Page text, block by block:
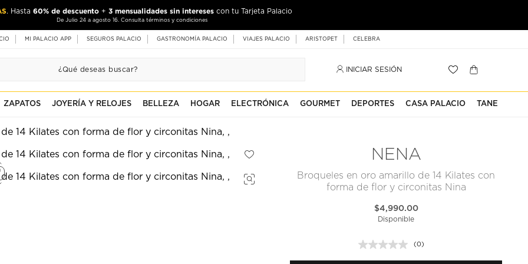
. Hasta 60% de descuento + 3 mensualidades sin intereses con tu Tarjeta Palacio
De Julio 24 a agosto 16. Consulta términos y condiciones
MI PALACIO APP SEGUROS PALACIO GASTRONOMÍA PALACIO VIAJES PALACIO ARISTOPET CELEBRA
INICIAR SESIÓN
ZAPATOS JOYERÍA Y RELOJES BELLEZA HOGAR ELECTRÓNICA GOURMET DEPORTES CASA PALACIO TANE
NENA
Broqueles en oro amarillo de 14 Kilates con
forma de flor y circonitas Nina
$4,990.00
Disponible
Sin
puntuación.
(0)